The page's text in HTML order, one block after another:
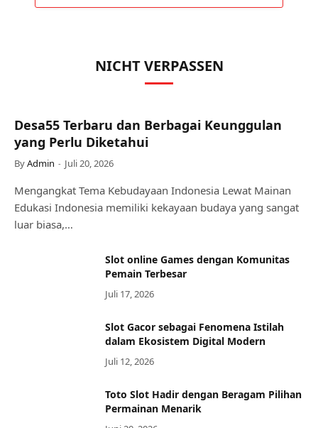
NICHT VERPASSEN
Desa55 Terbaru dan Berbagai Keunggulan
yang Perlu Diketahui
ByAdmin Juli 20, 2026
Mengangkat Tema Kebudayaan Indonesia Lewat Mainan
Edukasi Indonesia memiliki kekayaan budaya yang sangat
luar biasa,…
Slot online Games dengan Komunitas
Pemain Terbesar
Juli 17, 2026
Slot Gacor sebagai Fenomena Istilah
dalam Ekosistem Digital Modern
Juli 12, 2026
Toto Slot Hadir dengan Beragam Pilihan
Permainan Menarik